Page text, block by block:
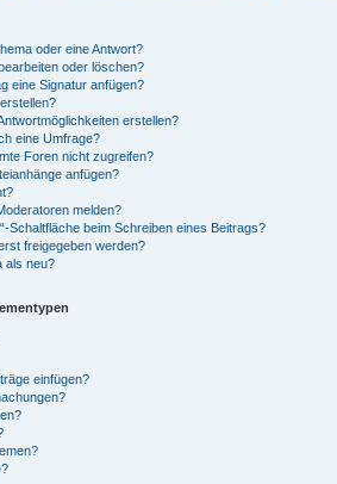
oder eine Antwort?
oder löschen?
eine Signatur anfügen?
erstellen?
eine Umfrage?
Foren nicht zugreifen?
anfügen?
melden?
Schaltfläche beim Schreiben eines Beitrags?
freigegeben werden?
als neu?
einfügen?